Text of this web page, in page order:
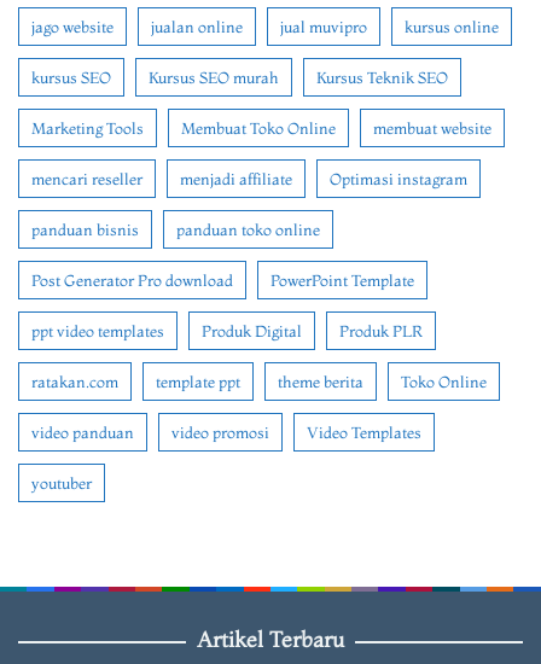
jago website jualan online jual muvipro kursus online
kursus SEO Kursus SEO murah Kursus Teknik SEO
Marketing Tools Membuat Toko Online membuat website
mencari reseller menjadi affiliate Optimasi instagram
panduan bisnis panduan toko online
Post Generator Pro download PowerPoint Template
ppt video templates Produk Digital Produk PLR
ratakan.com template ppt theme berita Toko Online
video panduan video promosi Video Templates
youtuber
Artikel Terbaru